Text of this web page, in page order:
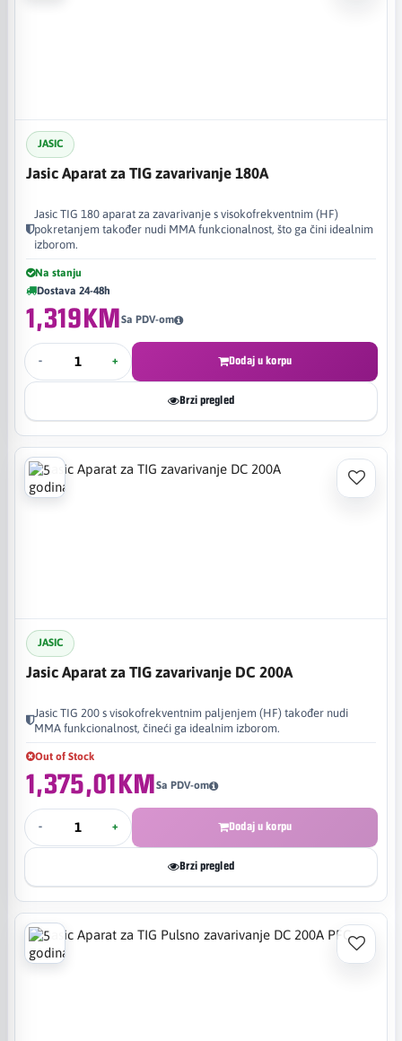
JASIC
Jasic Aparat za TIG zavarivanje 180A
Jasic TIG 180 aparat za zavarivanje s visokofrekventnim (HF)
pokretanjem također nudi MMA funkcionalnost, što ga čini idealnim
izborom.
Na stanju
Dostava 24-48h
1,319KMSa PDV-om
- + Dodaj u korpu
Brzi pregled
JASIC
Jasic Aparat za TIG zavarivanje DC 200A
Jasic TIG 200 s visokofrekventnim paljenjem (HF) također nudi
MMA funkcionalnost, čineći ga idealnim izborom.
Out of Stock
1,375,01KMSa PDV-om
- + Dodaj u korpu
Brzi pregled